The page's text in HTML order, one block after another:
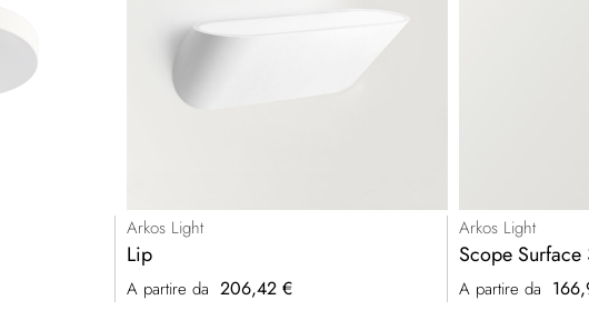
Arkos Light
Lip
A partire da 206,42 €
Arkos Light
Scope Surface
A partire da